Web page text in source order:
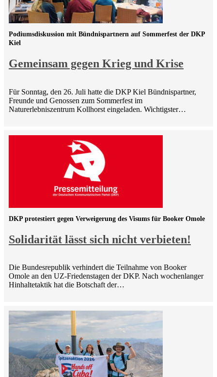
Gemeinsam gegen Krieg und Krise
Podiumsdiskussion mit Bündnispartnern auf Sommerfest der DKP
Kiel
Für Sonntag, den 26. Juli hatte die DKP Kiel Bündnispartner,
Freunde und Genossen zum Sommerfest im
Naturerlebniszentrum Kollhorst eingeladen. Wichtigster…
Solidarität lässt sich nicht verbieten!
DKP protestiert gegen Verweigerung des Visums für Booker Omole
Die Bundesrepublik verhindert die Teilnahme von Booker
Omole an den UZ-Friedenstagen der DKP. Nach wochenlanger
Hinhaltetaktik hat die Botschaft der…